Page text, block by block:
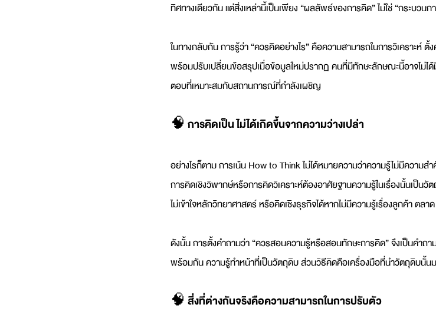
ทิศทางเดียวกัน แต่สิ่งเหล่านี้เป็นเพียง “ผลลัพธ์ของการคิด” ไม่ใช่ “กระบวนก
ในทางกลับกัน การรู้ว่า “ควรคิดอย่างไร” คือความสามารถในการวิเคราะห์ ตั้
พร้อมปรับเปลี่ยนข้อสรุปเมื่อข้อมูลใหม่ปรากฏ คนที่มีทักษะลักษณะนี้อาจไม่ไ
ตอบที่เหมาะสมกับสถานการณ์ที่กำลังเผชิญ
🧠 การคิดเป็น ไม่ได้เกิดขึ้นจากความว่างเปล่า
อย่างไรก็ตาม การเน้น How to Think ไม่ได้หมายความว่าความรู้ไม่มีความ
การคิดเชิงวิพากษ์หรือการคิดวิเคราะห์ต้องอาศัยฐานความรู้ในเรื่องนั้นเป็น
ไม่เข้าใจหลักวิทยาศาสตร์ หรือคิดเชิงธุรกิจได้หากไม่มีความรู้เรื่องลูกค้า ตลา
ดังนั้น การตั้งคำถามว่า “ควรสอนความรู้หรือสอนทักษะการคิด” จึงเป็นคำถา
พร้อมกัน ความรู้ทำหน้าที่เป็นวัตถุดิบ ส่วนวิธีคิดคือเครื่องมือที่นำวัตถุดิบนั้น
🧠 สิ่งที่ต่างกันจริงคือความสามารถในการปรับตัว